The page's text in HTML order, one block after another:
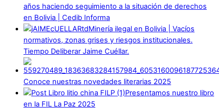
años haciendo seguimiento a la situación de derechos
en Bolivia | Cedib Informa
Minería ilegal en Bolivia | Vacíos
normativos, zonas grises y riesgos institucionales.
Tiempo Deliberar Jaime Cuéllar.
Conoce nuestras novedades literarias 2025
Presentamos nuestro libro
en la FIL La Paz 2025